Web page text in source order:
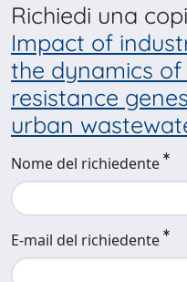
Richiedi una
Impact of
the dynamics
resistance
urban
Nome del richiedente
E-mail del richiedente